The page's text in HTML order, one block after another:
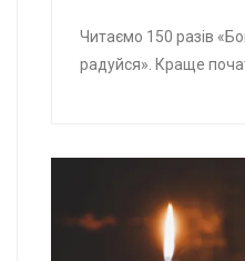
Читаємо 150 разів
радуйся». Краще